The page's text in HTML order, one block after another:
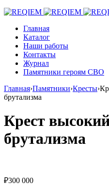
Главная
Каталог
Наши работы
Контакты
Журнал
Памятники героям СВО
Главная›Памятники›Кресты›
брутализма
Крест
брутализма
₽300 000